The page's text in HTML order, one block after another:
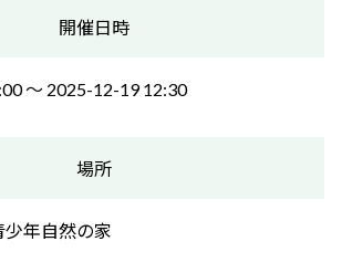
開催日時
〜 2025-12-19 12:30
場所
年自然の家